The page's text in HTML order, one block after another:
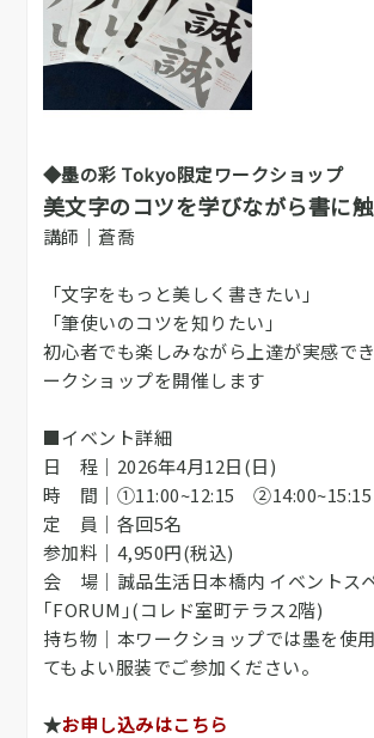
◆墨の彩 Tokyo限定ワークショップ
美文字のコツを学びながら書に
講師｜蒼喬
「文字をもっと美しく書きたい」
「筆使いのコツを知りたい」
初心者でも楽しみながら上達が実感で
ークショップを開催します
■イベント詳細
日 程｜2026年4月12日(日)
時 間｜①11:00~12:15 ②14:00~15:15
定 員｜各回5名
参加料｜4,950円(税込)
会 場｜誠品生活日本橋内 イベントス
｢FORUM｣(コレド室町テラス2階)
持ち物｜本ワークショップでは墨を使
てもよい服装でご参加ください。
★お申し込みはこちら